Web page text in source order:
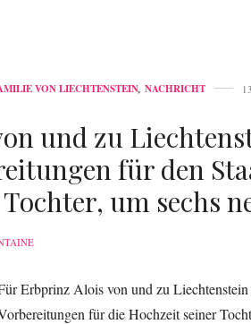
VON LIECHTENSTEIN, NACHRICHT
und zu
für den
um sechs
Erbprinz Alois von und zu Liechtenstein
für die Hochzeit seiner